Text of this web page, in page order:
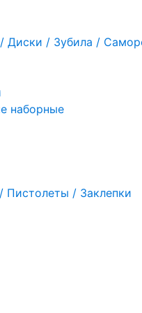
Диски / Зубила /
наборные
/ Заклепки